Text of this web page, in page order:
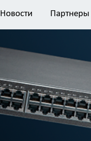
Новости Партнеры